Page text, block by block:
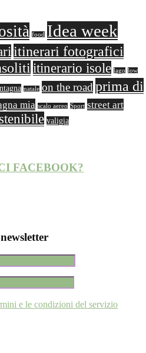
food
Idea week
itinerari fotografici
itinerario isole lago low
natale on the road prima di
mia scalo aereo Sport street art
valigia
FACEBOOK?
e le condizioni del servizio